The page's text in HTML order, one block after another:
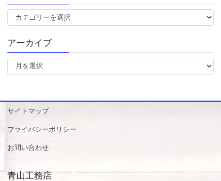
テ
リ
ー
アーカイブ
ア
ブ
サイトマップ
プライバシーポリシー
お問い合わせ
青山工務店